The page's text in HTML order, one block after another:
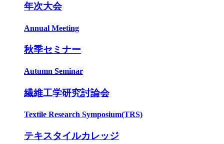
年次大会
Annual Meeting
秋季セミナー
Autumn Seminar
繊維工学研究討論会
Textile Research Symposium(TRS)
テキスタイルカレッジ